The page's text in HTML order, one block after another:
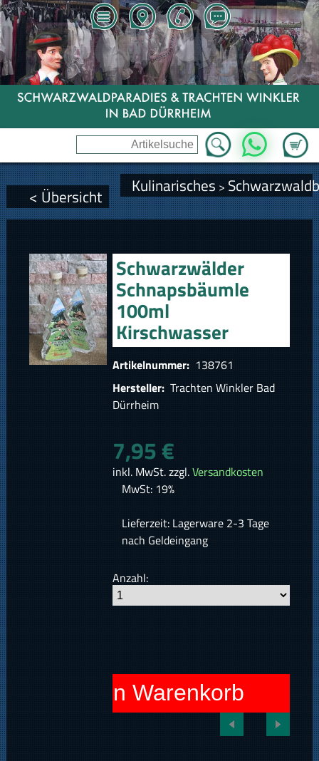
Zum
WhatsApp
< Übersicht Kulinarisches >
Schwarzwälder
Schnapsbäumle
100ml
Kirschwasser
Artikelnummer: 138761
Hersteller: Trachten Winkler Bad
Dürrheim
7,95 €
inkl. MwSt. zzgl.Versandkosten
MwSt: 19%
Lieferzeit: Lagerware 2-3 Tage
nach Geldeingang
Anzahl:
In den Warenkorb